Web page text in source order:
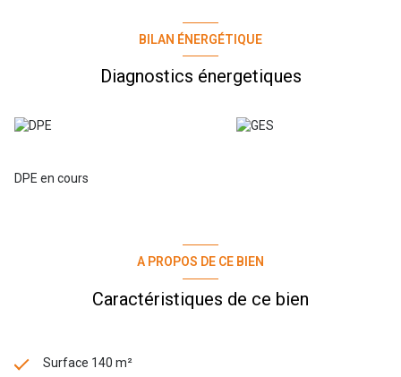
BILAN ÉNERGÉTIQUE
Diagnostics énergetiques
DPE en cours
A PROPOS DE CE BIEN
Caractéristiques de ce bien
Surface 140 m²